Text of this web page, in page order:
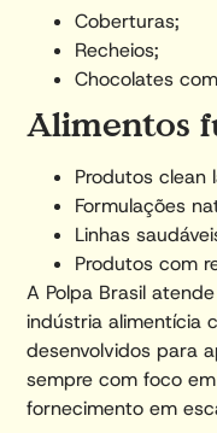
Coberturas;
Recheios;
Chocolates
Alimentos
Produtos clean
Formulações
Linhas
Produtos com
A Polpa Brasil
indústria alimentícia
desenvolvidos para
sempre com foco
fornecimento em